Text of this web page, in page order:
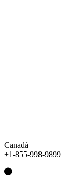
Canadá
+1-855-998-9899